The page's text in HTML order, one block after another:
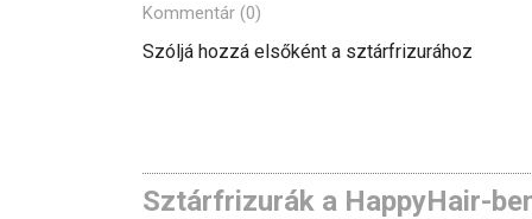
Kommentár (0)
Szóljá hozzá elsőként a sztárfrizurához
Sztárfrizurák a HappyHair-